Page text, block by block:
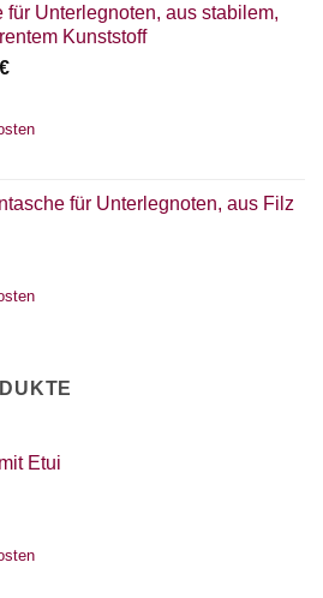
für Unterlegnoten, aus stabilem,
Kunststoff
€
für Unterlegnoten, aus Filz
Etui